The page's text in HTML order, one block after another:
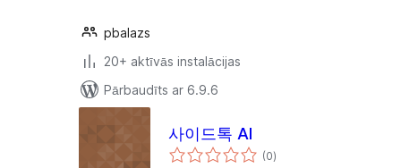
pbalazs
20+ aktīvās instalācijas
Pārbaudīts ar 6.9.6
사이드톡 AI
(0vērtējumu
kopsumma
)